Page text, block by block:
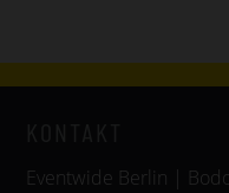
Eventwide Berlin |